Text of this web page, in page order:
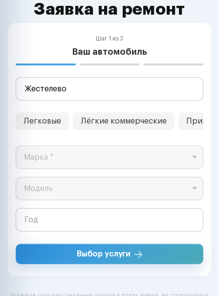
Заявка на ремонт
Шаг 1 из 3
Ваш автомобиль
Легковые Лёгкие коммерческие
Марка *
Модель
Выбор услуги